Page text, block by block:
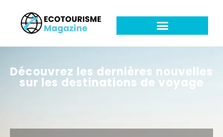
Découvrez les dernières nouvelles
sur les destinations de voyage